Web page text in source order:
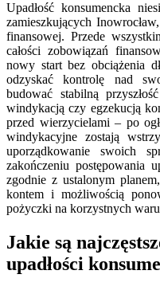
Upadłość konsumencka
zamieszkujących
finansowej. Przede
całości zobowiązań
nowy start bez obciążenia
odzyskać kontrolę nad
budować stabilną
windykacją czy egzekucją
przed wierzycielami – po
windykacyjne zostają
uporządkowanie swoich
zakończeniu postępowania
zgodnie z ustalonym
kontem i możliwością
pożyczki na korzystnych
Jakie są
upadłości